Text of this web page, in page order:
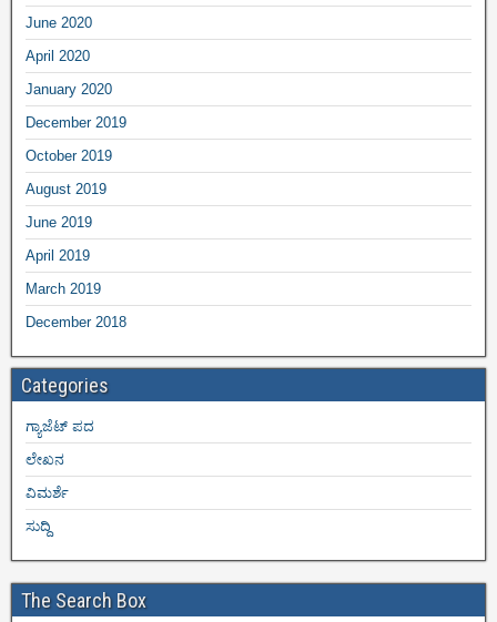
June 2020
April 2020
January 2020
December 2019
October 2019
August 2019
June 2019
April 2019
March 2019
December 2018
Categories
ಗ್ಯಾಜೆಟ್ ಪದ
ಲೇಖನ
ವಿಮರ್ಶೆ
ಸುದ್ದಿ
The Search Box